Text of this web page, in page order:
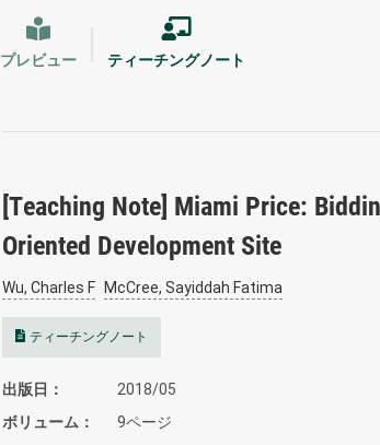
プレビュー ティーチングノート
[Teaching Note] Miami Price:
Oriented Development Site
Wu, Charles F McCree, Sayiddah Fatima
ティーチングノート
出版日
2018/05
ボリューム
9ページ